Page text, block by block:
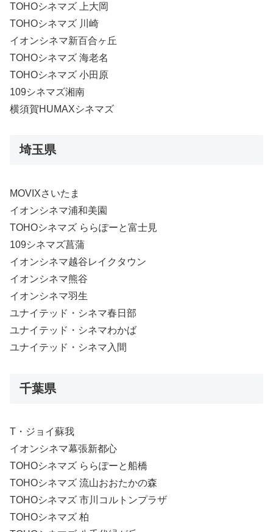
TOHOシネマズ 上大岡
TOHOシネマズ 川崎
イオンシネマ新百合ヶ丘
TOHOシネマズ 海老名
TOHOシネマズ 小田原
109シネマズ湘南
横須賀HUMAXシネマズ
埼玉県
MOVIXさいたま
イオンシネマ浦和美園
TOHOシネマズ ららぽーと富士見
109シネマズ菖蒲
イオンシネマ越谷レイクタウン
イオンシネマ熊谷
イオンシネマ羽生
ユナイテッド・シネマ春日部
ユナイテッド・シネマわかば
ユナイテッド・シネマ入間
千葉県
T・ジョイ蘇我
イオンシネマ幕張新都心
TOHOシネマズ ららぽーと船橋
TOHOシネマズ 流山おおたかの森
TOHOシネマズ 市川コルトンプラザ
TOHOシネマズ 柏